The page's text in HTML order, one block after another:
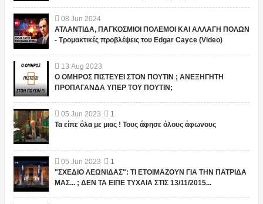
08 Jun 2024
ΑΤΛΑΝΤΙΔΑ, ΠΑΓΚΟΣΜΙΟΙ ΠΟΛΕΜΟΙ ΚΑΙ ΑΛΛΑΓΗ ΠΟΛΩΝ
- Τρομακτικές προβλέψεις του Edgar Cayce (Video)
13 Aug 2023
Ο ΟΜΗΡΟΣ ΠΙΣΤΕΥΕΙ ΣΤΟΝ ΠΟΥΤΙΝ ; ΑΝΕΞΗΓΗΤΗ
ΠΡΟΠΑΓΑΝΔΑ ΥΠΕΡ ΤΟΥ ΠΟΥΤΙΝ;
05 Jun 2023
1
Τα είπε όλα με μιας ! Τους άφησε όλους άφωνους
05 Jun 2023
1
"ΣΧΕΔΙΟ ΛΕΩΝΙΔΑΣ": ΤΙ ΕΤΟΙΜΑΖΟΥΝ ΓΙΑ ΤΗΝ ΠΑΤΡΙΔΑ
ΜΑΣ... ; ΔΕΝ ΤΑ ΕΙΠΕ ΤΥΧΑΙΑ ΣΤΙΣ 13/11/2015...